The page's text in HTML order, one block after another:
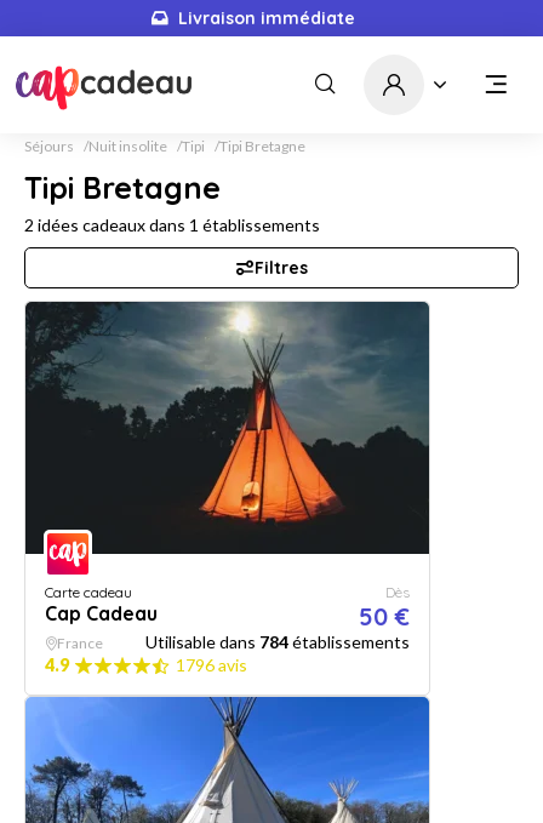
Livraison immédiate
Séjours Nuit insolite Tipi Tipi Bretagne
Tipi Bretagne
2 idées cadeaux dans 1 établissements
Filtres
Carte cadeau
Cap Cadeau
Dès
50 €
France Utilisable dans 784établissements
4.9
1796 avis